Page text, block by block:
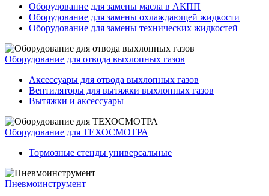
Оборудование для замены масла в АКПП
Оборудование для замены охлаждающей жидкости
Оборудование для замены технических жидкостей
Оборудование для отвода выхлопных газов
Аксессуары для отвода выхлопных газов
Вентиляторы для вытяжки выхлопных газов
Вытяжки и аксессуары
Оборудование для ТЕХОСМОТРА
Тормозные стенды универсальные
Пневмоинструмент